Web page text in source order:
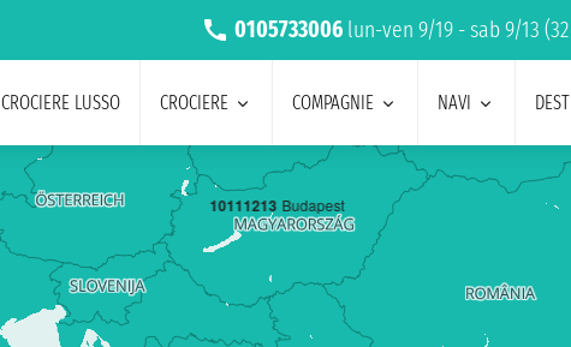
0105733006 lun-ven 9/19 - sab 9/13
CROCIERE LUSSO CROCIERE COMPAGNIE NAVI
10111213 Budapest